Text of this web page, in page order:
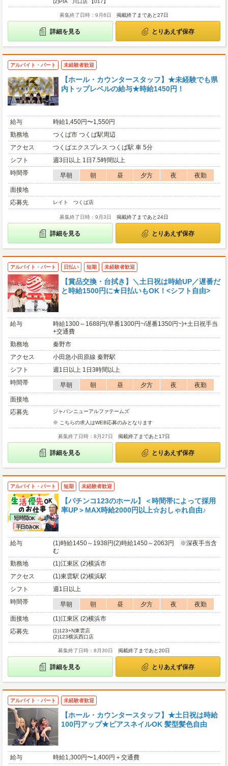
(2)PIA 川口店 【017】
募集終了日時：9月6日 掲載終了まであと27日
詳細を見る とりあえず保存
アルバイト・パート 未経験者歓迎
【ホール・カウンタースタッフ】★未経験でも県
内トップレベルの給与★時給1450円！
給与
時給1,450円〜1,550円
勤務地
つくば市 つくば駅周辺
アクセス
つくばエクスプレス つくば駅 車 5分
シフト
週3日以上 1日7.5時間以上
時間帯
早朝 朝 昼 夕方 夜
夜勤
面接地
応募先
レイト つくば店
募集終了日時：9月3日 掲載終了まであと24日
詳細を見る とりあえず保存
アルバイト・パート 日払い 短期 未経験者歓迎
【賞品交換・台拭き】＼土日祝は時給UP／遅番だ
と時給1500円に★日払いもOK！<シフト自由>
給与
時給1300～1688円(早番1300円~/遅番1350円~)+土日祝手当
+交通費
勤務地
秦野市
アクセス
小田急小田原線 秦野駅
シフト
週1日以上 1日3時間以上
時間帯
早朝 朝 昼 夕方 夜
夜勤
面接地
応募先
ジャパンニューアルファテームズ
※ こちらの求人はWEB応募のみとなります
募集終了日時：8月27日 掲載終了まであと17日
詳細を見る とりあえず保存
アルバイト・パート 短期 未経験者歓迎
【パチンコ123のホール】＜時間帯によって採用
率UP＞MAX時給2000円以上☆おしゃれ自由♪
給与
(1)時給1450～1938円(2)時給1450～2063円 ※深夜手当含
む
勤務地
(1)江東区 (2)横浜市
アクセス
(1)東雲駅 (2)横浜駅
シフト
週1日以上
時間帯
早朝 朝 昼 夕方 夜
夜勤
面接地
(1)江東区 (2)横浜市
応募先
(1)123+N東雲店
(2)123横浜西口店
募集終了日時：8月30日 掲載終了まであと20日
詳細を見る とりあえず保存
アルバイト・パート 未経験者歓迎
【ホール・カウンタースタッフ】★土日祝は時給
100円アップ★ピアスネイルOK 髪型髪色自由
給与
時給1,300円〜1,400円＋交通費